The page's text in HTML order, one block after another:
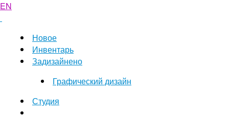
EN
Новое
Инвентарь
Задизайнено
Графический дизайн
Студия